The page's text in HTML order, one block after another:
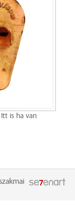
is ha van